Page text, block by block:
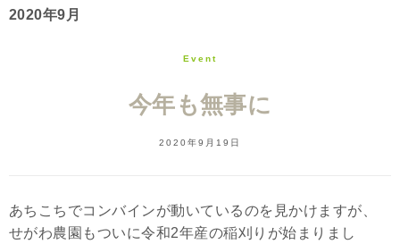
2020年9月
Event
今年も無事に
2020年9月19日
あちこちでコンバインが動いているのを見かけますが、
せがわ農園もついに令和2年産の稲刈りが始まりまし